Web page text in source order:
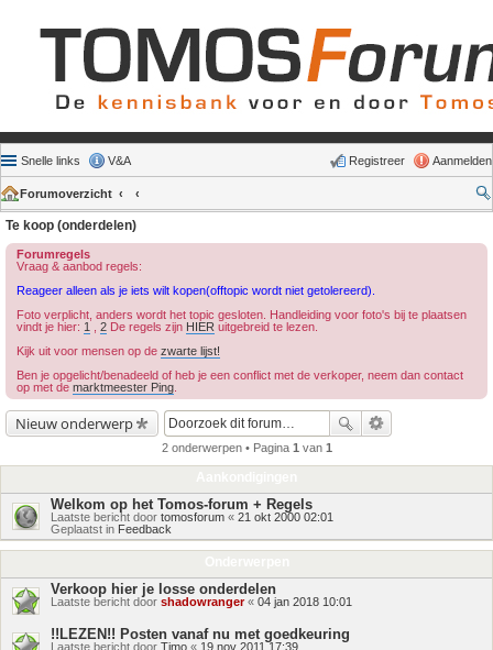
Snelle links V&A Aanmelden
Registreer
Forumoverzicht
Te koop (onderdelen)
Forumregels
Vraag & aanbod regels:
Reageer alleen als je iets wilt kopen(offtopic wordt niet getolereerd).
Foto verplicht, anders wordt het topic gesloten. Handleiding voor foto's bij te plaatsen
vindt je hier: 1 2 De regels zijn HIER uitgebreid te lezen.
Kijk uit voor mensen op de zwarte lijst!
Ben je opgelicht/benadeeld of heb je een conflict met de verkoper, neem dan contact
op met de marktmeester Ping
Nieuw onderwerp
2 onderwerpen • Pagina 1 van 1
Welkom op het Tomos-forum + Regels
Laatste bericht door tomosforum « 21 okt 2000 02:01
Geplaatst in Feedback
Verkoop hier je losse onderdelen
Laatste bericht door shadowranger« 04 jan 2018 10:01
!!LEZEN!! Posten vanaf nu met goedkeuring
Laatste bericht door Timo « 19 nov 2011 17:39